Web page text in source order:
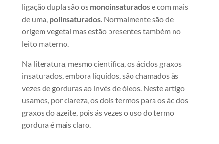
ligação dupla são os monoinsaturados e com mais
de uma,polinsaturados. Normalmente são de
origem vegetal mas estão presentes também no
leito materno.
Na literatura, mesmo científica, os ácidos graxos
insaturados, embora líquidos, são chamados às
vezes de gorduras ao invés de óleos. Neste artigo
usamos, por clareza, os dois termos para os ácidos
graxos do azeite, pois ás vezes o uso do termo
gordura é mais claro.